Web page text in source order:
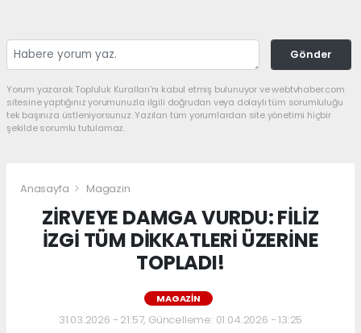
Gönder
Yorum yazarak Topluluk Kuralları’nı kabul etmiş bulunuyor ve webtvhaber.com
sitesine yaptığınız yorumunuzla ilgili doğrudan veya dolaylı tüm sorumluluğu
tek başınıza üstleniyorsunuz. Yazılan tüm yorumlardan site yönetimi hiçbir
şekilde sorumlu tutulamaz.
Anasayfa Magazin
ZİRVEYE DAMGA VURDU: FİLİZ
İZGİ TÜM DİKKATLERİ ÜZERİNE
TOPLADI!
MAGAZIN
31.03.2026 - 21:57, Güncelleme: 01.04.2026 - 13:25